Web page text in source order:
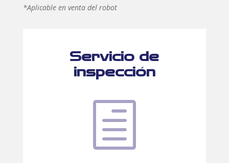
*Aplicable en venta del robot
Servicio de
inspección
h